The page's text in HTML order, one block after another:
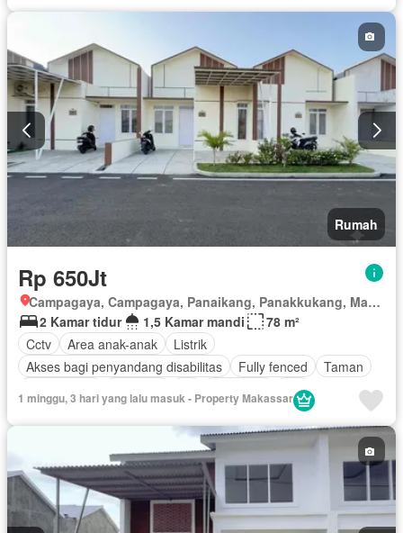
Rumah
Rp 650Jt
Campagaya, Campagaya, Panaikang, Panakkukang, Makassar, Sulawesi Selatan
2 Kamar tidur
1,5 Kamar mandi
78 m²
Cctv
Area anak-anak
Listrik
Akses bagi penyandang disabilitas
Fully fenced
Taman
Wifi
Keamanan 24 jam Teras
Telephone
Pemanasan
Panggang
Dapur lengkap
Garasi Ruang kantor
Keamanan
Tanpa perabotan
1 minggu, 3 hari yang lalu masuk - Property Makassar